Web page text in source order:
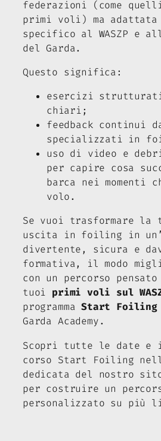
federazioni (come
primi voli) ma adattata
specifico al WASZP e
del Garda.
Questo significa:
esercizi
chiari;
feedback continui
specializzati in
uso di video e
per capire cosa
barca nei momenti
volo.
Se vuoi trasformare la
uscita in foiling in
divertente, sicura e
formativa, il modo
con un percorso
tuoi primi voli sul
programmaStart Foiling
Garda Academy.
Scopri tutte le date e
corso Start Foiling
dedicata del nostro
per costruire un
personalizzato su più